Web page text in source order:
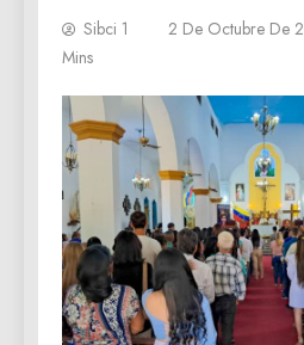
Sibci 1 2 De Octubre De
Mins